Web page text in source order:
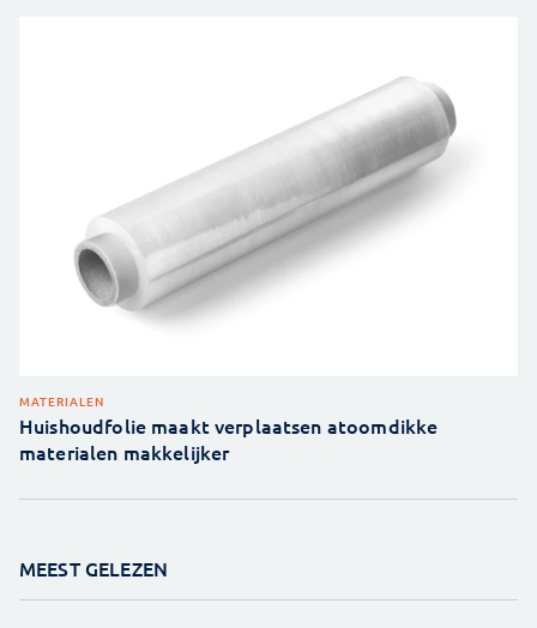
MATERIALEN
Huishoudfolie maakt verplaatsen atoomdikke
materialen makkelijker
MEEST GELEZEN